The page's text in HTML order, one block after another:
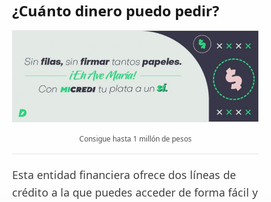
¿Cuánto dinero puedo pedir?
Consigue hasta 1 millón de pesos
Esta entidad financiera ofrece dos líneas de
crédito a la que puedes acceder de forma fácil y